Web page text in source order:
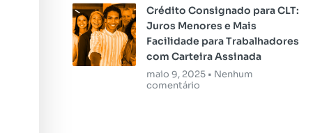
Crédito Consignado para CLT:
Juros Menores e Mais
Facilidade para Trabalhadores
com Carteira Assinada
maio 9, 2025
Nenhum
comentário